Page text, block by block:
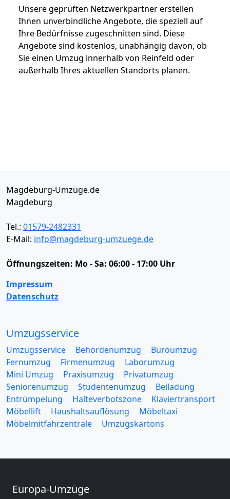
Unsere geprüften Netzwerkpartner erstellen
Ihnen unverbindliche Angebote, die speziell auf
Ihre Bedürfnisse zugeschnitten sind. Diese
Angebote sind kostenlos, unabhängig davon, ob
Sie einen Umzug innerhalb von Reinfeld oder
außerhalb Ihres aktuellen Standorts planen.
Magdeburg-Umzüge.de
Magdeburg
Tel.: 01579-2482331
E-Mail: info@magdeburg-umzuege.de
Öffnungszeiten: Mo - Sa: 06:00 - 17:00 Uhr
Impressum
Datenschutz
Umzugsservice
Umzugsservice Behördenumzug
Büroumzug
Fernumzug
Firmenumzug
Laborumzug
Mini Umzug
Praxisumzug
Privatumzug
Seniorenumzug
Studentenumzug
Beiladung
Entrümpelung
Halteverbotszone
Klaviertransport
Möbellift
Haushaltsauflösung
Möbeltaxi
Möbelmitfahrzentrale
Umzugskartons
Europa-Umzüge